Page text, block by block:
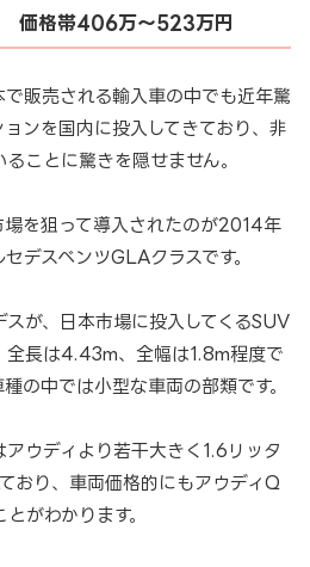
価格帯406万～523万円
で販売される輸入車の中でも近年驚
ンを国内に投入してきており、非
ことに驚きを隠せません。
場を狙って導入されたのが2014年
デスベンツGLAクラスです。
が、日本市場に投入してくるSUV
全長は4.43m、全幅は1.8m程度で
の中では小型な車両の部類です。
ウディより若干大きく1.6リッタ
おり、車両価格的にもアウディQ
がわかります。